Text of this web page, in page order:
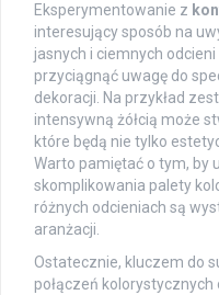
Eksperymentowanie z
interesujący sposób na
jasnych i ciemnych
przyciągnąć uwagę do
dekoracji. Na przykład
intensywną żółcią może
które będą nie tylko
Warto pamiętać o tym, by
skomplikowania palety
różnych odcieniach są
aranżacji.
Ostatecznie, kluczem do
połączeń